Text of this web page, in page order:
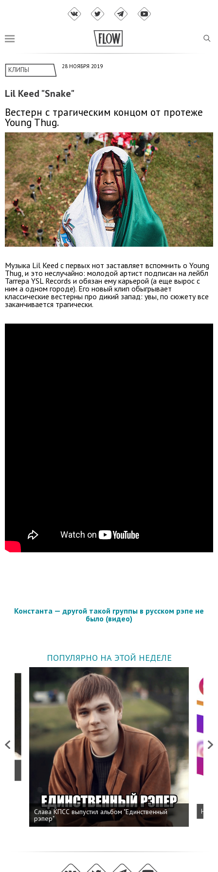
КЛИПЫ 28 НОЯБРЯ 2019
Lil Keed "Snake"
Вестерн с трагическим концом от протеже
Young Thug.
Музыка Lil Keed с первых нот заставляет вспомнить о Young
Thug, и это неслучайно: молодой артист подписан на лейбл
Таггера YSL Records и обязан ему карьерой (а еще вырос с
ним а одном городе). Его новый клип обыгрывает
классические вестерны про дикий запад: увы, по сюжету все
заканчивается трагически.
Константа — другой такой группы в русском рэпе не
было (видео)
ПОПУЛЯРНО НА ЭТОЙ НЕДЕЛЕ
Previous
Слава КПСС выпустил альбом "Единственный
рэпер"
Next